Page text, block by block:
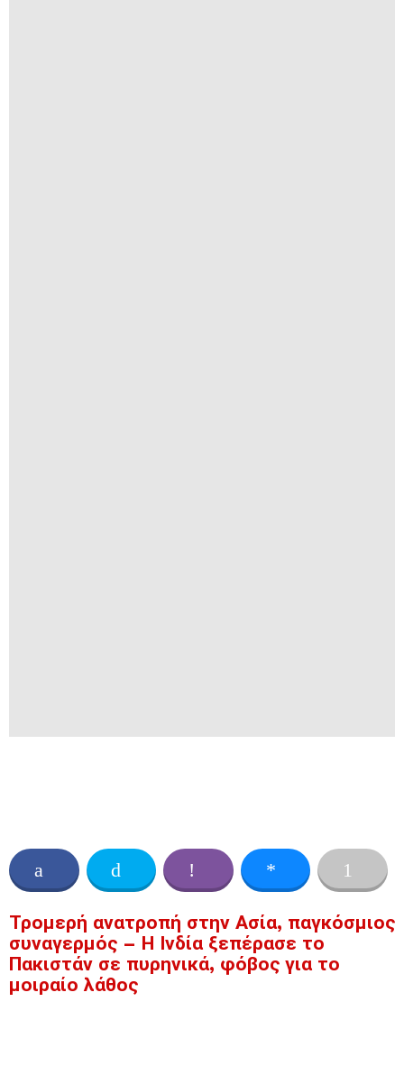
Τρομερή ανατροπή στην Ασία, παγκόσμιος
συναγερμός – Η Ινδία ξεπέρασε το
Πακιστάν σε πυρηνικά, φόβος για το
μοιραίο λάθος